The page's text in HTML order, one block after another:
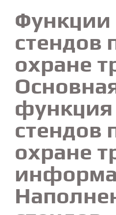
Функции
стендов
охране
функция
стендов
охране